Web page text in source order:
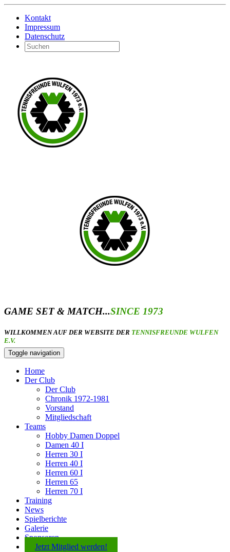
Kontakt
Impressum
Datenschutz
GAME SET & MATCH...SINCE 1973
WILLKOMMEN AUF DER WEBSITE DER TENNISFREUNDE WULFEN
E.V.
Toggle navigation
Home
Der Club
Der Club
Chronik 1972-1981
Vorstand
Mitgliedschaft
Teams
Hobby Damen Doppel
Damen 40 I
Herren 30 I
Herren 40 I
Herren 60 I
Herren 65
Herren 70 I
Training
News
Spielberichte
Galerie
Sponsoren
Jetzt Mitglied werden!